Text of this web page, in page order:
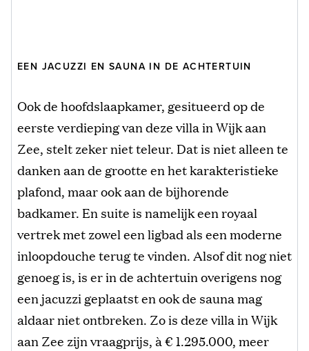
EEN JACUZZI EN SAUNA IN DE ACHTERTUIN
Ook de hoofdslaapkamer, gesitueerd op de
eerste verdieping van deze villa in Wijk aan
Zee, stelt zeker niet teleur. Dat is niet alleen te
danken aan de grootte en het karakteristieke
plafond, maar ook aan de bijhorende
badkamer. En suite is namelijk een royaal
vertrek met zowel een ligbad als een moderne
inloopdouche terug te vinden. Alsof dit nog niet
genoeg is, is er in de achtertuin overigens nog
een jacuzzi geplaatst en ook de sauna mag
aldaar niet ontbreken. Zo is deze villa in Wijk
aan Zee zijn vraagprijs, à € 1.295.000, meer